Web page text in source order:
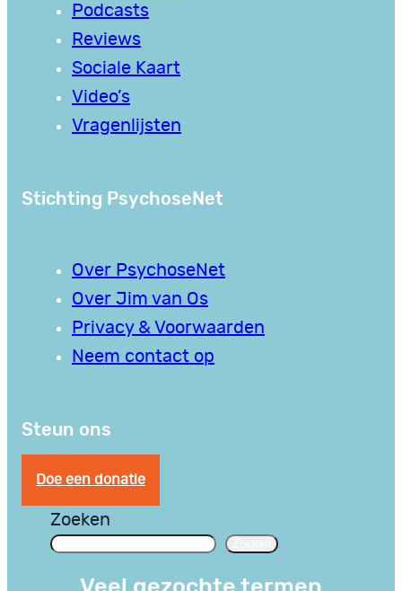
Podcasts
Reviews
Sociale Kaart
Video’s
Vragenlijsten
Stichting PsychoseNet
Over PsychoseNet
Over Jim van Os
Privacy & Voorwaarden
Neem contact op
Steun ons
Doe een donatie
Zoeken